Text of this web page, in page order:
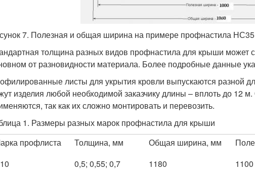
7. Полезная и общая ширина на примере профнастила НС35
толщина разных видов профнастила для крыши может
от разновидности материала. Более подробные данные
листы для укрытия кровли выпускаются разной
изделия любой необходимой заказчику длины – вплоть до 12
так как их сложно монтировать и перевозить.
1. Размеры разных марок профнастила для крыши
профлиста
Толщина, мм Общая ширина, мм
0,5; 0,55; 0,7 1180 1100